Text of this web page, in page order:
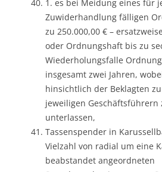
1. es bei Meidung eines für
Zuwiderhandlung fälligen
zu 250.000,00 € –
oder Ordnungshaft bis zu
Wiederholungsfalle
insgesamt zwei Jahren,
hinsichtlich der Beklagten
jeweiligen Geschäftsführern
unterlassen,
Tassenspender in
Vielzahl von radial um eine
beabstandet angeordneten